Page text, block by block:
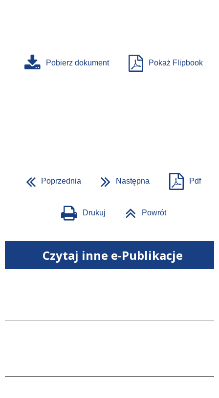
Pobierz dokument Pokaż Flipbook
Poprzednia Następna Pdf
Drukuj Powrót
Czytaj inne e-Publikacje